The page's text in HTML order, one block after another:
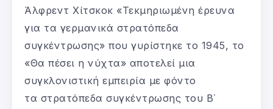
Άλφρεντ Χίτσκοκ «Τεκμηριωμένη έρευνα
για τα γερμανικά στρατόπεδα
συγκέντρωσης» που γυρίστηκε το 1945, το
«Θα πέσει η νύχτα» αποτελεί μια
συγκλονιστική εμπειρία με φόντο
τα στρατόπεδα συγκέντρωσης του Β΄